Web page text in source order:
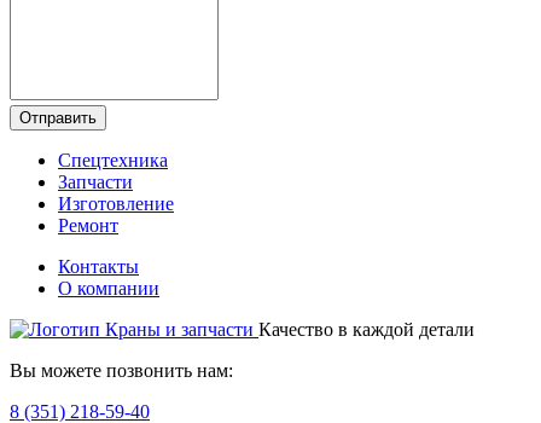
Отправить
Спецтехника
Запчасти
Изготовление
Ремонт
Контакты
О компании
Качество в каждой детали
Вы можете позвонить нам:
8 (351) 218-59-40